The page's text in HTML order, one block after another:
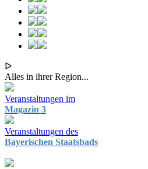
ᐅ
Alles in ihrer Region...
Veranstaltungen im
Magazin 3
Veranstaltungen des
Bayerischen Staatsbads